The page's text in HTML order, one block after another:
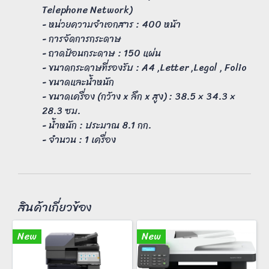
Telephone Network)
- หน่วยความจำเอกสาร : 400 หน้า
- การจัดการกระดาษ
- ถาดป้อนกระดาษ : 150 แผ่น
- ขนาดกระดาษที่รองรับ : A4 ,Letter ,Legal , Folio
- ขนาดและน้ำหนัก
- ขนาดเครื่อง (กว้าง x ลึก x สูง) : 38.5 × 34.3 ×
28.3 ซม.
- น้ำหนัก : ประมาณ 8.1 กก.
- จำนวน : 1 เครื่อง
สินค้าเกี่ยวข้อง
New New